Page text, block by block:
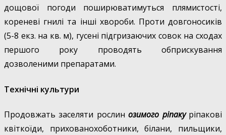
дощової погоди поширюватимуться плямистості,
кореневі гнилі та інші хвороби. Проти довгоносиків
(5-8 екз. на кв. м), гусені підгризаючих совок на сходах
першого року проводять обприскування
дозволеними препаратами.
Технічні культури
Продовжать заселяти рослинозимого ріпакуріпакові
квіткоїди, прихованохоботники, білани, пильщики,